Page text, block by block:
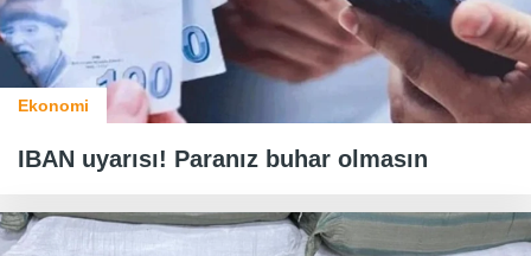
Ekonomi
IBAN uyarısı! Paranız buhar olmasın